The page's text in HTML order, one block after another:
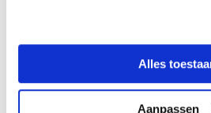
Alles
Aanpassen
wedstrijdzwemmers maakt deze dag
doen, kan alle praktische informatie
.”
Aanmelden Open Water